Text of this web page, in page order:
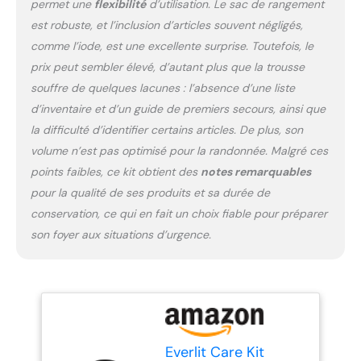
tout dans notre kit est
organisé. Avec un design
qui garantit que rien n'est
lâche, vous n'avez plus à
vous soucier des objets
essentiels égarés ou
perdus. Tout reste bien en
place. Design compact et
portable : malgré son
contenu étendu, notre kit
s'adapter aux petits
espaces. Rangez-le
parfait pour les activités
de plein air comme le
camping et la randonnée.
🌈🎨 Code couleur et
permet une flexibilitéd’utilisation. Le sac de rangement
est robuste, et l’inclusion d’articles souvent négligés,
comme l’iode, est une excellente surprise. Toutefois, le
prix peut sembler élevé, d’autant plus que la trousse
souffre de quelques lacunes : l’absence d’une liste
d’inventaire et d’un guide de premiers secours, ainsi que
la difficulté d’identifier certains articles. De plus, son
volume n’est pas optimisé pour la randonnée. Malgré ces
points faibles, ce kit obtient des notes remarquables
pour la qualité de ses produits et sa durée de
conservation, ce qui en fait un choix fiable pour préparer
son foyer aux situations d’urgence.
Everlit Care Kit